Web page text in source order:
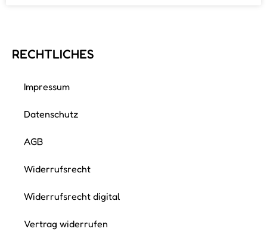
RECHTLICHES
Impressum
Datenschutz
AGB
Widerrufsrecht
Widerrufsrecht digital
Vertrag widerrufen